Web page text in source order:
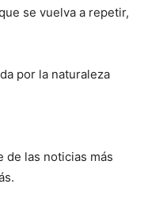
se vuelva a repetir,
por la naturaleza
de las noticias más